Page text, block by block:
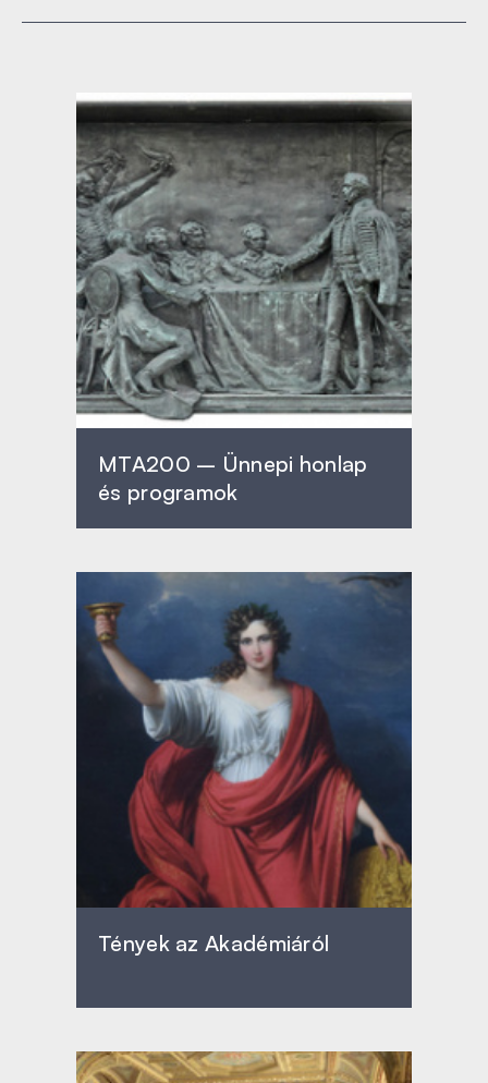
MTA200 – Ünnepi honlap
és programok
Tények az Akadémiáról